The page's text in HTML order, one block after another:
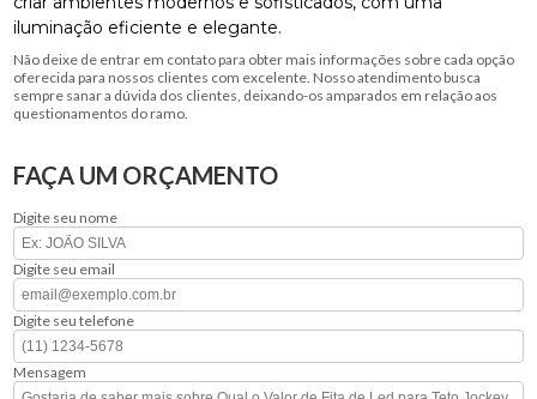
iluminação eficiente e elegante.
Não deixe de entrar em contato para obter mais informações sobre cada opção
oferecida para nossos clientes com excelente. Nosso atendimento busca
sempre sanar a dúvida dos clientes, deixando-os amparados em relação aos
questionamentos do ramo.
FAÇA UM ORÇAMENTO
Digite seu nome
Digite seu email
Digite seu telefone
Mensagem